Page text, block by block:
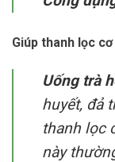
Giúp thanh lọc
Uống trà
huyết, đả
thanh lọc
này